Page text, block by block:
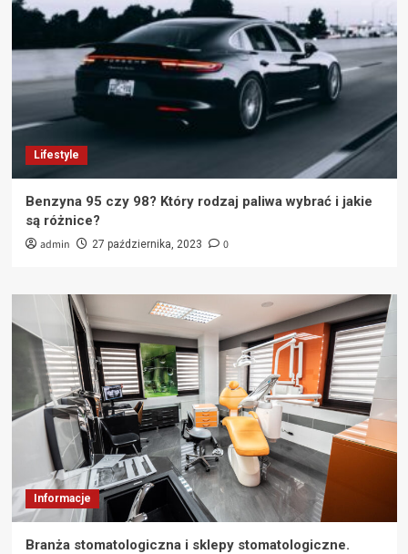
Lifestyle
Benzyna 95 czy 98? Który rodzaj paliwa wybrać i jakie
są różnice?
admin 27 października, 2023 0
Informacje
Branża stomatologiczna i sklepy stomatologiczne.